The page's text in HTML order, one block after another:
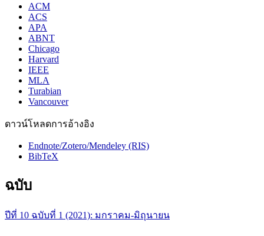
ACM
ACS
APA
ABNT
Chicago
Harvard
IEEE
MLA
Turabian
Vancouver
ดาวน์โหลดการอ้างอิง
Endnote/Zotero/Mendeley (RIS)
BibTeX
ฉบับ
ปีที่ 10 ฉบับที่ 1 (2021): มกราคม-มิถุนายน